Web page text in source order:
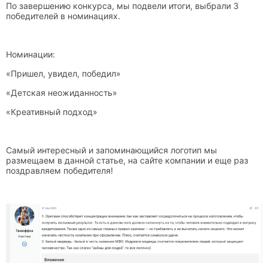
По завершению конкурса, мы подвели итоги, выбрали 3
победителей в номинациях.
Номинации:
«Пришел, увидел, победил»
«Детская неожиданность»
«Креативный подход»
Самый интересный и запоминающийся логотип мы
размещаем в данной статье, на сайте компании и еще раз
поздравляем победителя!